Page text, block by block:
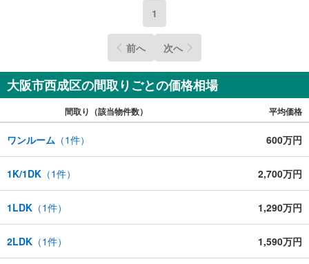
1
前へ 次へ
大阪市西成区の間取りごとの価格相場
間取り（該当物件数） 平均価格
ワンルーム （1件） 600万円
1K/1DK （1件） 2,700万円
1LDK （1件） 1,290万円
2LDK （1件） 1,590万円